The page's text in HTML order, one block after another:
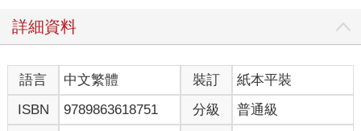
詳細資料
語言 中文繁體 裝訂
紙本平裝
ISBN
9789863618751 分級 普通級